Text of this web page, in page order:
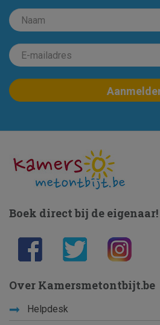
Boek direct bij de eigenaar!
Over Kamersmetontbijt.be
Helpdesk